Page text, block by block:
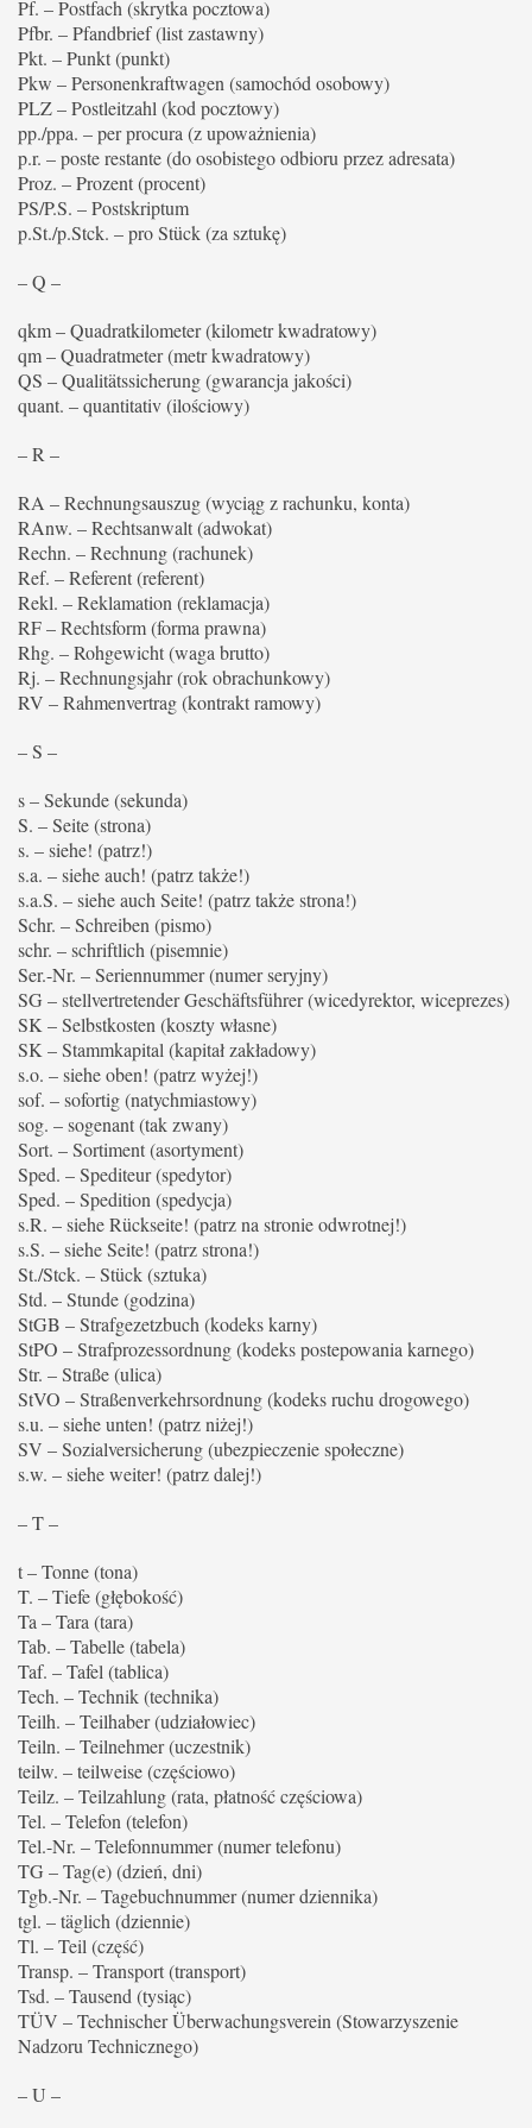
Pf. – Postfach (skrytka pocztowa)
Pfbr. – Pfandbrief (list zastawny)
Pkt. – Punkt (punkt)
Pkw – Personenkraftwagen (samochód osobowy)
PLZ – Postleitzahl (kod pocztowy)
pp./ppa. – per procura (z upoważnienia)
p.r. – poste restante (do osobistego odbioru przez adresata)
Proz. – Prozent (procent)
PS/P.S. – Postskriptum
p.St./p.Stck. – pro Stück (za sztukę)
– Q –
qkm – Quadratkilometer (kilometr kwadratowy)
qm – Quadratmeter (metr kwadratowy)
QS – Qualitätssicherung (gwarancja jakości)
quant. – quantitativ (ilościowy)
– R –
RA – Rechnungsauszug (wyciąg z rachunku, konta)
RAnw. – Rechtsanwalt (adwokat)
Rechn. – Rechnung (rachunek)
Ref. – Referent (referent)
Rekl. – Reklamation (reklamacja)
RF – Rechtsform (forma prawna)
Rhg. – Rohgewicht (waga brutto)
Rj. – Rechnungsjahr (rok obrachunkowy)
RV – Rahmenvertrag (kontrakt ramowy)
– S –
s – Sekunde (sekunda)
S. – Seite (strona)
s. – siehe! (patrz!)
s.a. – siehe auch! (patrz także!)
s.a.S. – siehe auch Seite! (patrz także strona!)
Schr. – Schreiben (pismo)
schr. – schriftlich (pisemnie)
Ser.-Nr. – Seriennummer (numer seryjny)
SG – stellvertretender Geschäftsführer (wicedyrektor, wiceprezes)
SK – Selbstkosten (koszty własne)
SK – Stammkapital (kapitał zakładowy)
s.o. – siehe oben! (patrz wyżej!)
sof. – sofortig (natychmiastowy)
sog. – sogenant (tak zwany)
Sort. – Sortiment (asortyment)
Sped. – Spediteur (spedytor)
Sped. – Spedition (spedycja)
s.R. – siehe Rückseite! (patrz na stronie odwrotnej!)
s.S. – siehe Seite! (patrz strona!)
St./Stck. – Stück (sztuka)
Std. – Stunde (godzina)
StGB – Strafgezetzbuch (kodeks karny)
StPO – Strafprozessordnung (kodeks postepowania karnego)
Str. – Straße (ulica)
StVO – Straßenverkehrsordnung (kodeks ruchu drogowego)
s.u. – siehe unten! (patrz niżej!)
SV – Sozialversicherung (ubezpieczenie społeczne)
s.w. – siehe weiter! (patrz dalej!)
– T –
t – Tonne (tona)
T. – Tiefe (głębokość)
Ta – Tara (tara)
Tab. – Tabelle (tabela)
Taf. – Tafel (tablica)
Tech. – Technik (technika)
Teilh. – Teilhaber (udziałowiec)
Teiln. – Teilnehmer (uczestnik)
teilw. – teilweise (częściowo)
Teilz. – Teilzahlung (rata, płatność częściowa)
Tel. – Telefon (telefon)
Tel.-Nr. – Telefonnummer (numer telefonu)
TG – Tag(e) (dzień, dni)
Tgb.-Nr. – Tagebuchnummer (numer dziennika)
tgl. – täglich (dziennie)
Tl. – Teil (część)
Transp. – Transport (transport)
Tsd. – Tausend (tysiąc)
TÜV – Technischer Überwachungsverein (Stowarzyszenie
Nadzoru Technicznego)
– U –